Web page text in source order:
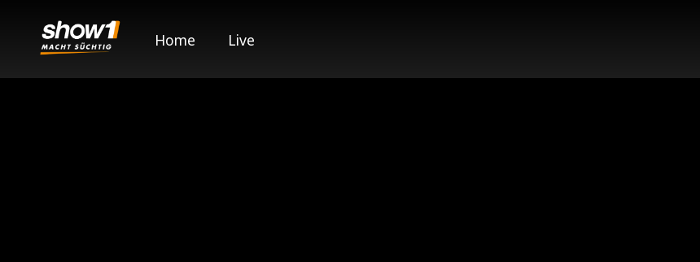
Home Live